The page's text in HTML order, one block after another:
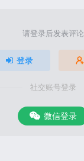
请登录后发表评论
登录
社交账号登录
微信登录